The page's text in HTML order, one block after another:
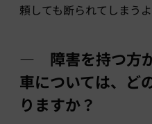
頼しても断られてしまうよ
― 障害を持つ方
車については、ど
りますか？